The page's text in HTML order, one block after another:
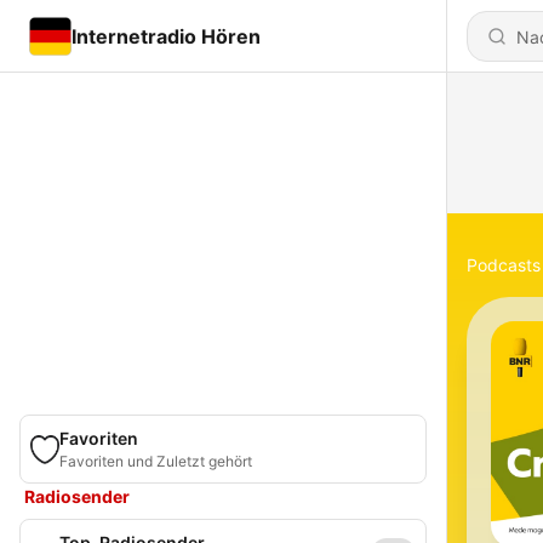
Internetradio Hören
Favoriten
Favoriten und Zuletzt gehört
Radiosender
Podcasts